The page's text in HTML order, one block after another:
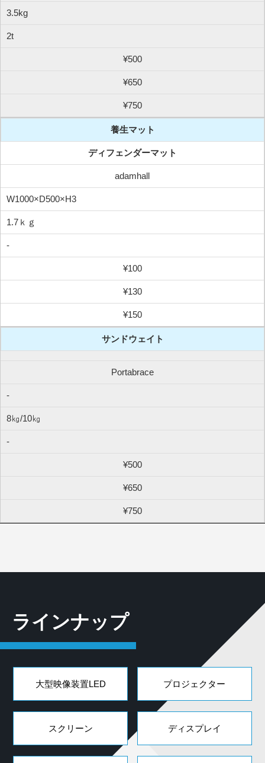
3.5kg
2t
¥500
¥650
¥750
養生マット
ディフェンダーマット
adamhall
W1000×D500×H3
1.7ｋｇ
-
¥100
¥130
¥150
サンドウェイト
Portabrace
-
8㎏/10㎏
-
¥500
¥650
¥750
ラインナップ
大型映像装置LED プロジェクター
スクリーン ディスプレイ